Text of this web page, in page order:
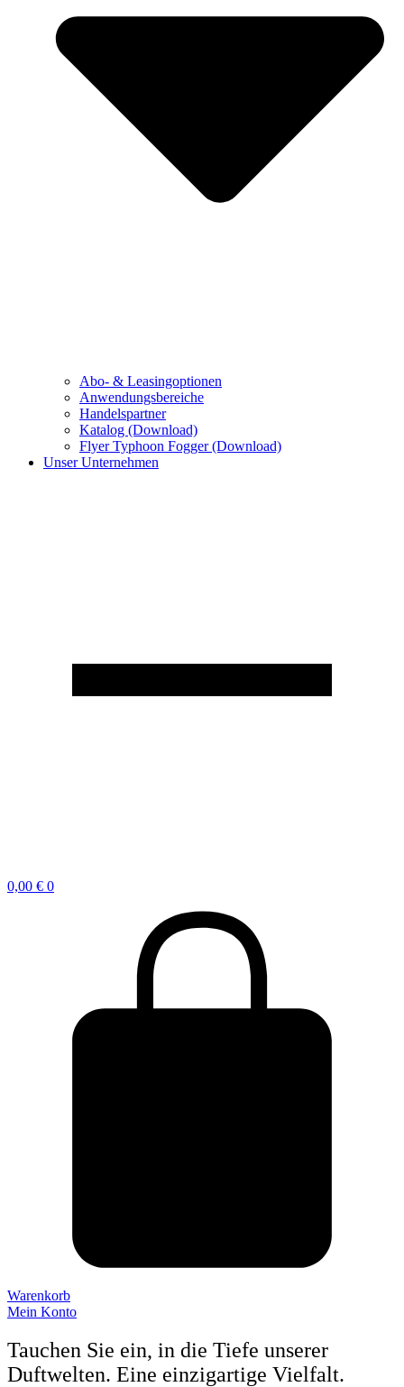
Abo- & Leasingoptionen
Anwendungsbereiche
Handelspartner
Katalog (Download)
Flyer Typhoon Fogger (Download)
Unser Unternehmen
0,00 € 0
Warenkorb
Mein Konto
Tauchen Sie ein, in die Tiefe unserer
Duftwelten. Eine einzigartige Vielfalt.